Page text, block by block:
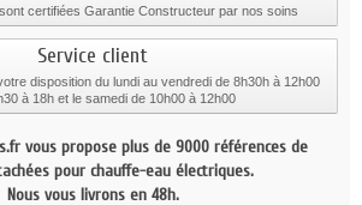
certifiées Garantie Constructeur par nos soins
Service client
disposition du lundi au vendredi de 8h30h à 12h00
à 18h et le samedi de 10h00 à 12h00
vous propose plus de 9000 références de
pour chauffe-eau électriques.
Nous vous livrons en 48h.